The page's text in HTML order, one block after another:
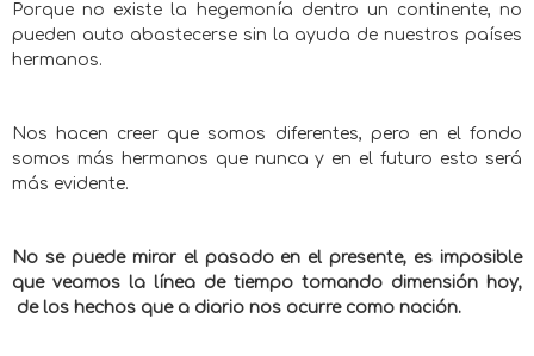
Porque no existe la hegemonía dentro un continente, no
pueden auto abastecerse sin la ayuda de nuestros países
hermanos.
Nos hacen creer que somos diferentes, pero en el fondo
somos más hermanos que nunca y en el futuro esto será
más evidente.
No se puede mirar el pasado en el presente, es imposible
que veamos la línea de tiempo tomando dimensión hoy,
de los hechos que a diario nos ocurre como nación.